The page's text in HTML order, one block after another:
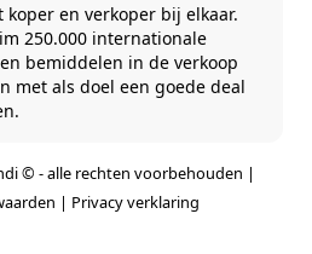
koper en verkoper bij elkaar.
250.000 internationale
bemiddelen in de verkoop
met als doel een goede deal
© - alle rechten voorbehouden |
| Privacy verklaring